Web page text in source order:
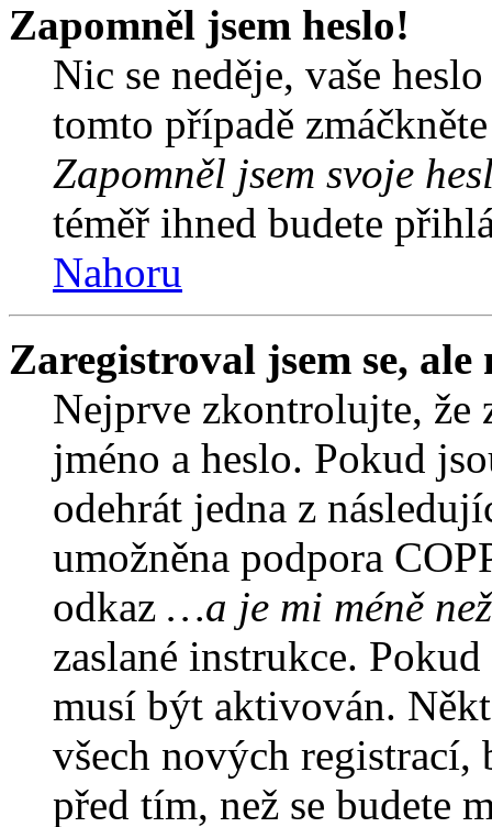
Zapomněl jsem heslo!
Nic se neděje, vaše
tomto případě
Zapomněl jsem svoje
téměř ihned budete
Nahoru
Zaregistroval jsem se,
Nejprve zkontrolujte, že
jméno a heslo. Pokud
odehrát jedna z
umožněna podpora
odkaz …a je mi méně
zaslané instrukce.
musí být aktivován.
všech nových
před tím, než se budete